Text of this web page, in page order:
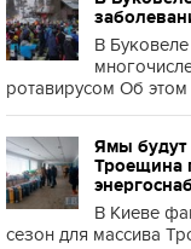
В
ротавирусом Об
Ямы будут
Троещина
В Киеве
сезон для массива